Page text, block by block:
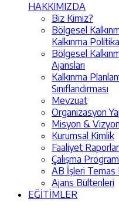
HAKKIMIZDA
Biz Kimiz?
Bölgesel
Kalkınma
Bölgesel
Ajansları
Kalkınma
Sınıflandırması
Mevzuat
Organizasyon
Misyon & Vizyon
Kurumsal Kimlik
Faaliyet
Çalışma
AB İşleri Temas
Ajans Bültenleri
EĞİTİMLER